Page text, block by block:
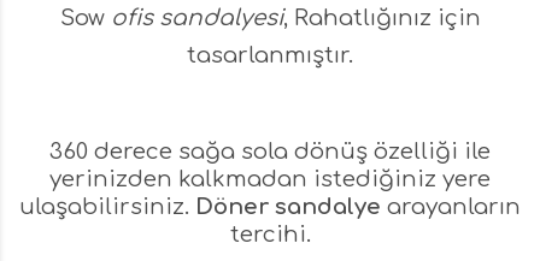
Sow ofis sandalyesi, Rahatlığınız için
tasarlanmıştır.
360 derece sağa sola dönüş özelliği ile
yerinizden kalkmadan istediğiniz yere
ulaşabilirsiniz. Döner sandalye arayanların
tercihi.